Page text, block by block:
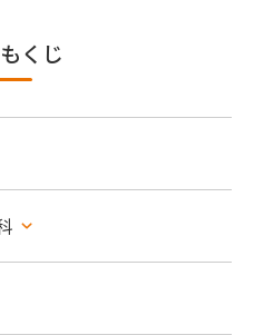
デジタル
くじ